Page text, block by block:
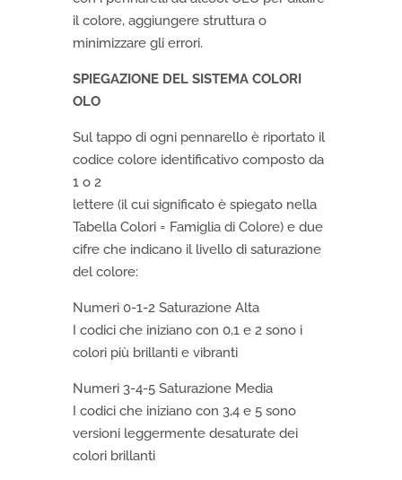
il colore, aggiungere struttura o
minimizzare gli errori.
SPIEGAZIONE DEL SISTEMA COLORI
OLO
Sul tappo di ogni pennarello è riportato il
codice colore identificativo composto da
1 o 2
lettere (il cui significato è spiegato nella
Tabella Colori = Famiglia di Colore) e due
cifre che indicano il livello di saturazione
del colore:
Numeri 0-1-2 Saturazione Alta
I codici che iniziano con 0,1 e 2 sono i
colori più brillanti e vibranti
Numeri 3-4-5 Saturazione Media
I codici che iniziano con 3,4 e 5 sono
versioni leggermente desaturate dei
colori brillanti